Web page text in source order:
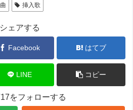
挿入歌
シェアする
Facebook はてブ
LINE コピー
をフォローする